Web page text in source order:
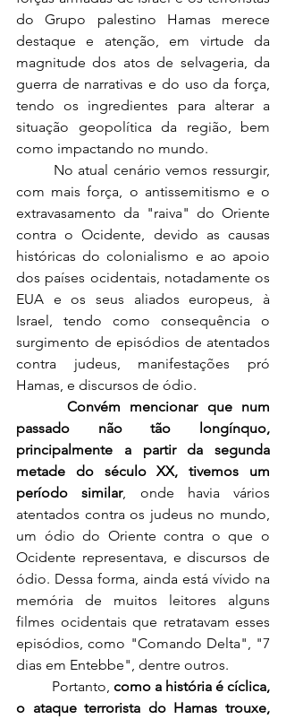
do Grupo palestino Hamas merece
destaque e atenção, em virtude da
magnitude dos atos de selvageria, da
guerra de narrativas e do uso da força,
tendo os ingredientes para alterar a
situação geopolítica da região, bem
como impactando no mundo.
com mais força, o antissemitismo e o
extravasamento da "raiva" do Oriente
contra o Ocidente, devido as causas
históricas do colonialismo e ao apoio
dos países ocidentais, notadamente os
EUA e os seus aliados europeus, à
Israel, tendo como consequência o
surgimento de episódios de atentados
contra judeus, manifestações pró
Hamas, e discursos de ódio.
Convém mencionar que num
passado não tão longínquo,
principalmente a partir da segunda
metade do século XX, tivemos um
período similar, onde havia vários
atentados contra os judeus no mundo,
um ódio do Oriente contra o que o
Ocidente representava, e discursos de
ódio. Dessa forma, ainda está vívido na
memória de muitos leitores alguns
filmes ocidentais que retratavam esses
episódios, como "Comando Delta", "7
dias em Entebbe", dentre outros.
	Portanto,
como a história é cíclica,
o ataque terrorista do Hamas trouxe,